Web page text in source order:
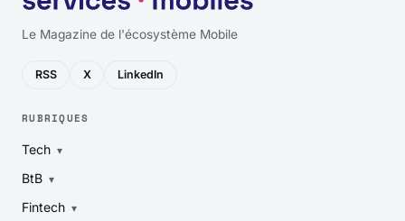
Le Magazine de l'écosystème Mobile
RSS X LinkedIn
RUBRIQUES
Tech
BtB
Fintech